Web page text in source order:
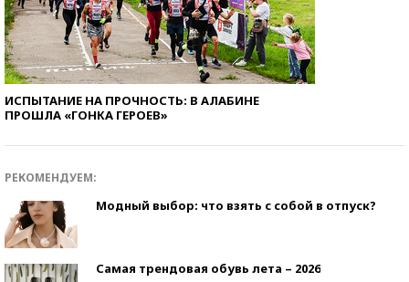
ИСПЫТАНИЕ НА ПРОЧНОСТЬ: В АЛАБИНЕ
ПРОШЛА «ГОНКА ГЕРОЕВ»
РЕКОМЕНДУЕМ:
Модный выбор: что взять с собой в отпуск?
Самая трендовая обувь лета – 2026